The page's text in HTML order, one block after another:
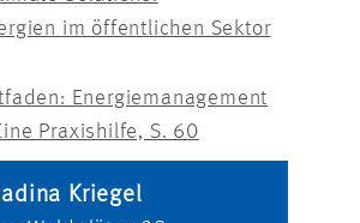
im öffentlichen Sektor
Energiemanagement
Praxishilfe, S. 60
Kriegel